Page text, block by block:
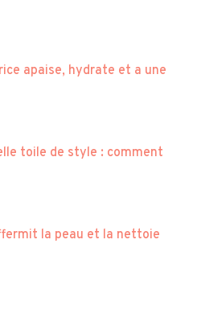
apaise, hydrate et a une
toile de style : comment
la peau et la nettoie